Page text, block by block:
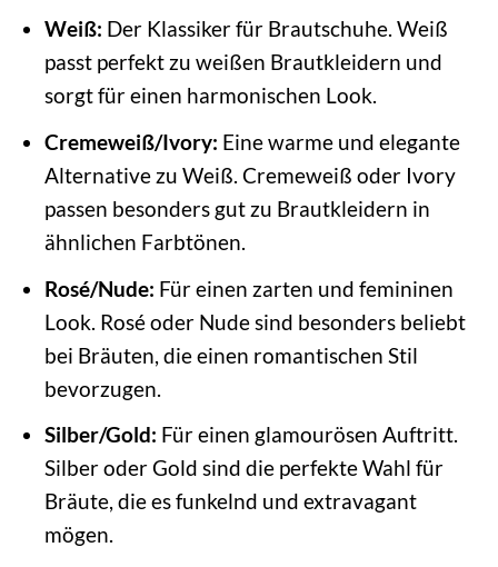
Weiß: Der Klassiker für Brautschuhe. Weiß
passt perfekt zu weißen Brautkleidern und
sorgt für einen harmonischen Look.
Cremeweiß/Ivory: Eine warme und elegante
Alternative zu Weiß. Cremeweiß oder Ivory
passen besonders gut zu Brautkleidern in
ähnlichen Farbtönen.
Rosé/Nude: Für einen zarten und femininen
Look. Rosé oder Nude sind besonders beliebt
bei Bräuten, die einen romantischen Stil
bevorzugen.
Silber/Gold: Für einen glamourösen Auftritt.
Silber oder Gold sind die perfekte Wahl für
Bräute, die es funkelnd und extravagant
mögen.